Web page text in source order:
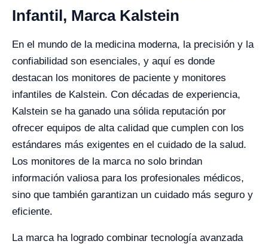
Infantil, Marca Kalstein
En el mundo de la medicina moderna, la precisión y la
confiabilidad son esenciales, y aquí es donde
destacan los monitores de paciente y monitores
infantiles de Kalstein. Con décadas de experiencia,
Kalstein se ha ganado una sólida reputación por
ofrecer equipos de alta calidad que cumplen con los
estándares más exigentes en el cuidado de la salud.
Los monitores de la marca no solo brindan
información valiosa para los profesionales médicos,
sino que también garantizan un cuidado más seguro y
eficiente.
La marca ha logrado combinar tecnología avanzada